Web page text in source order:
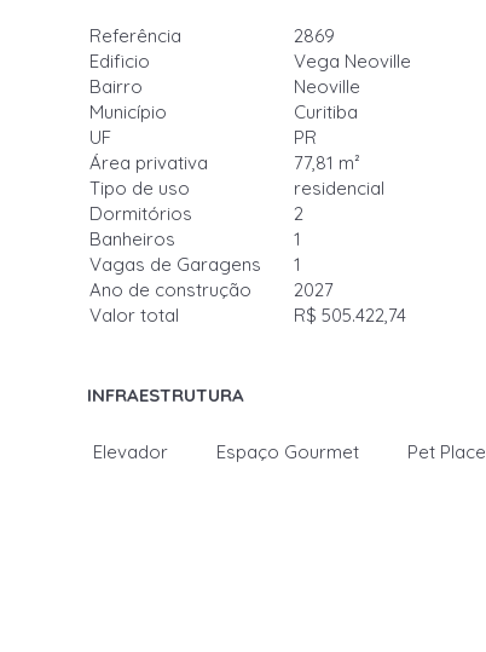
Referência
2869
Edificio
Vega Neoville
Bairro
Neoville
Município
Curitiba
UF
PR
Área privativa
77,81 m²
Tipo de uso
residencial
Dormitórios
2
Banheiros
1
Vagas de Garagens
1
Ano de construção
2027
Valor total
R$ 505.422,74
INFRAESTRUTURA
Elevador Espaço Gourmet Pet Place